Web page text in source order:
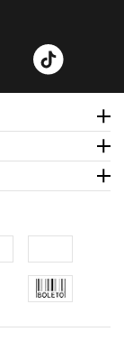
Facebook